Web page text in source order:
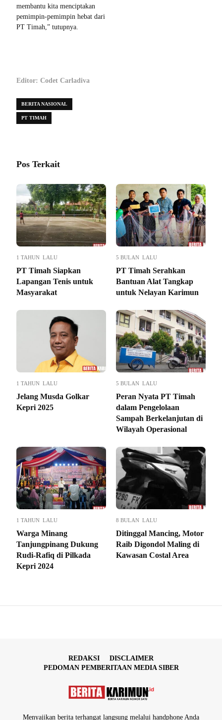
membantu kita menciptakan
pemimpin-pemimpin hebat dari
PT Timah,” tutupnya.
Editor: Codet Carladiva
BERITA NASIONAL
PT TIMAH
Pos Terkait
1 TAHUN LALU
PT Timah Siapkan
Lapangan Tenis untuk
Masyarakat
5 BULAN LALU
PT Timah Serahkan
Bantuan Alat Tangkap
untuk Nelayan Karimun
1 TAHUN LALU
Jelang Musda Golkar
Kepri 2025
5 BULAN LALU
Peran Nyata PT Timah
dalam Pengelolaan
Sampah Berkelanjutan di
Wilayah Operasional
1 TAHUN LALU
Warga Minang
Tanjungpinang Dukung
Rudi-Rafiq di Pilkada
Kepri 2024
8 BULAN LALU
Ditinggal Mancing, Motor
Raib Digondol Maling di
Kawasan Costal Area
REDAKSI
DISCLAIMER
PEDOMAN PEMBERITAAN MEDIA SIBER
Menyajikan berita terhangat langsung melalui handphone Anda